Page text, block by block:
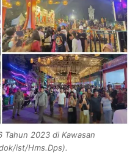
Tahun 2023 di Kawasan
ist/Hms.Dps).